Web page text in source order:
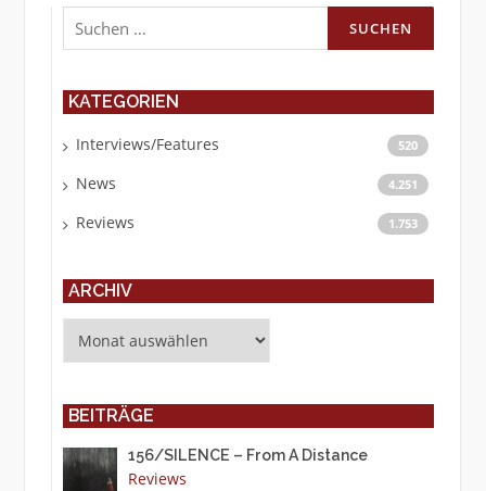
Suchen
nach:
KATEGORIEN
Interviews/Features 520
News 4.251
Reviews 1.753
ARCHIV
BEITRÄGE
156/SILENCE – From A Distance
Reviews